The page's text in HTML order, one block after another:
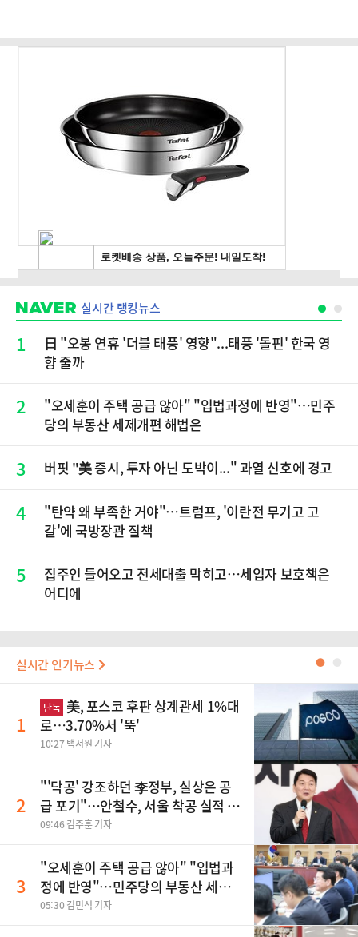
실시간 랭킹뉴스
1
日 "오봉 연휴 '더블 태풍' 영향"...태풍 '돌핀' 한국 영
향 줄까
2
"오세훈이 주택 공급 않아" "입법과정에 반영"…민주
당의 부동산 세제개편 해법은
3 버핏 "美 증시, 투자 아닌 도박이..." 과열 신호에 경고
4
"탄약 왜 부족한 거야"…트럼프, '이란전 무기고 고
갈'에 국방장관 질책
5
집주인 들어오고 전세대출 막히고…세입자 보호책은
어디에
실시간 인기뉴스 ●
1
단독 美, 포스코 후판 상계관세 1%대
로…3.70%서 '뚝'
10:27 백서원 기자
2
"'닥공' 강조하던 李정부, 실상은 공
급 포기"…안철수, 서울 착공 실적 미
달 비판
09:46 김주훈 기자
3
"오세훈이 주택 공급 않아" "입법과
정에 반영"…민주당의 부동산 세제
개편 해법은
05:30 김민석 기자